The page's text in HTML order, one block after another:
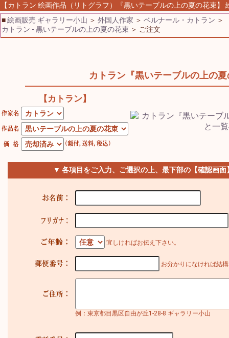
【カトラン 絵画作品（リトグラフ）『黒いテーブルの上の夏の花束】
■絵画販売 ギャラリー小山 ＞ 外国人作家 ＞ ベルナール・カトラン ＞
カトラン - 黒いテーブルの上の夏の花束 ＞ ご注文
カトラン『黒いテーブルの上の
【カトラン】
▼ 各項目をご入力、ご選択の上、最下部の【確認画
宜しければお伝え下さい。
お分かりになければ結
例：東京都目黒区自由が丘1-28-8 ギャラリー小山